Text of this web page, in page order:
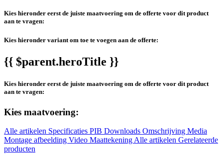
Kies hieronder eerst de juiste maatvoering om de offerte voor dit product
aan te vragen:
Kies hieronder variant om toe te voegen aan de offerte:
{{ $parent.heroTitle }}
Kies hieronder eerst de juiste maatvoering om de offerte voor dit product
aan te vragen:
Kies maatvoering:
Alle artikelen Specificaties PIB Downloads Omschrijving Media
Montage afbeelding Video MaattekeningAlle artikelen Gerelateerde
producten